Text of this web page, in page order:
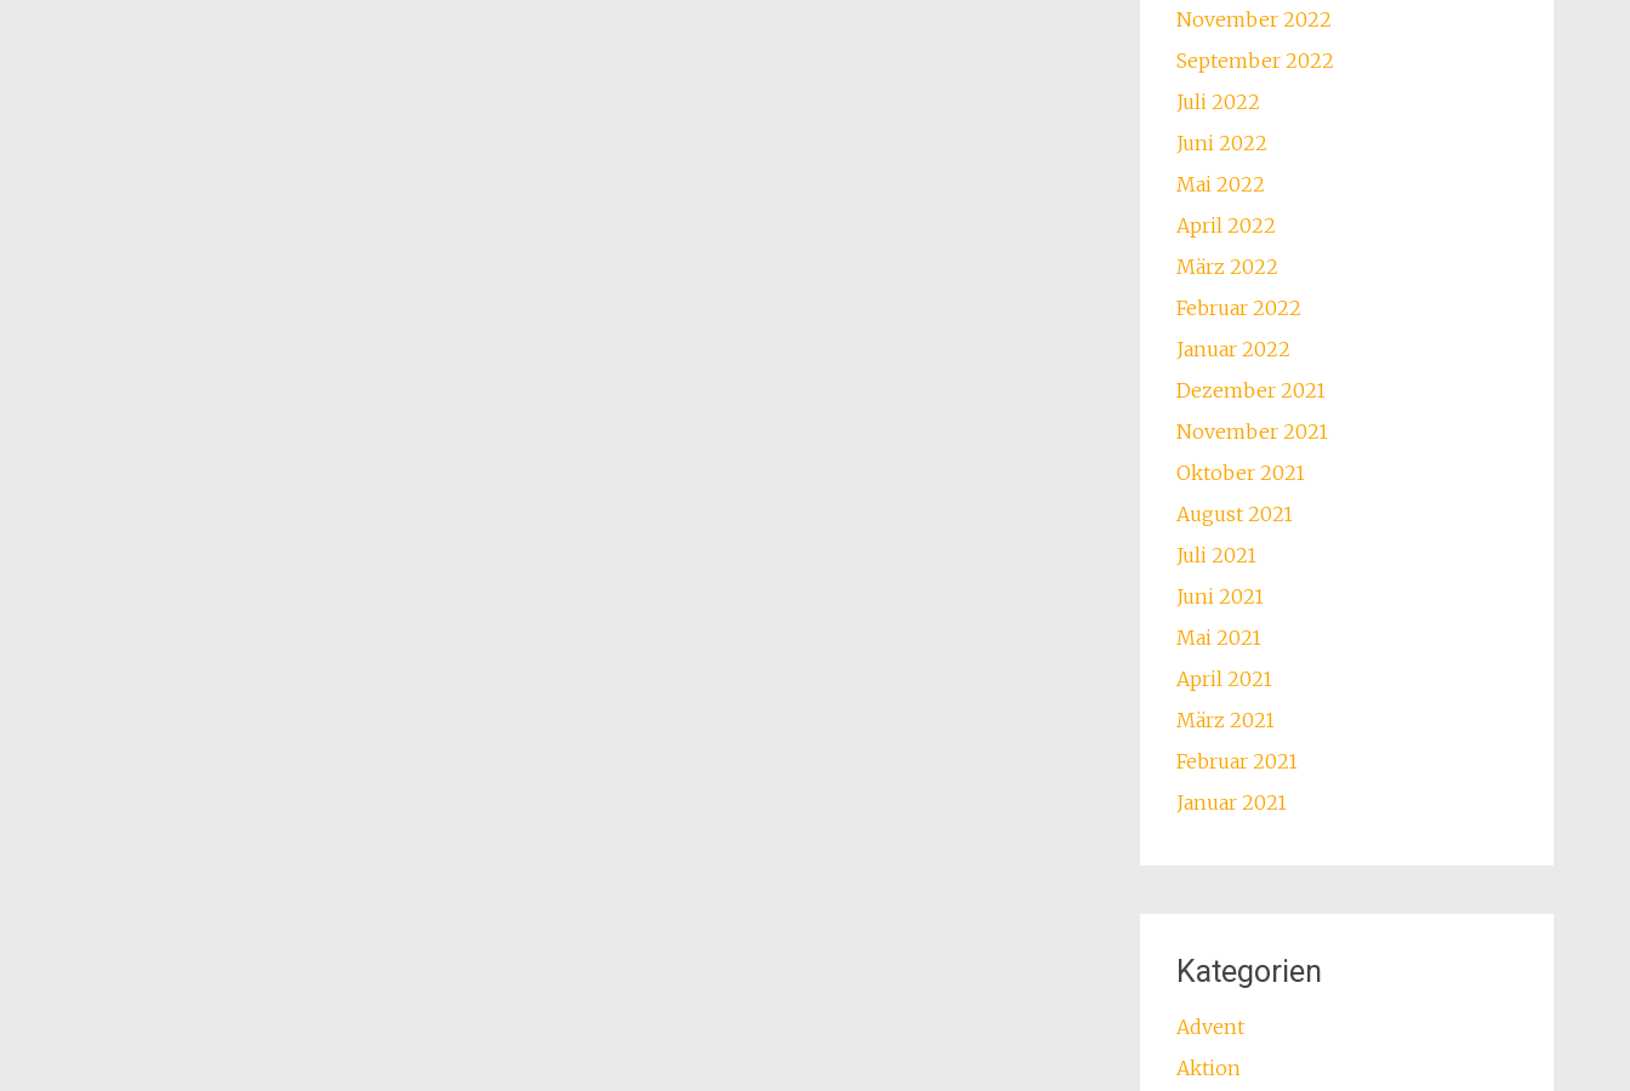
November 2022
September 2022
Juli 2022
Juni 2022
Mai 2022
April 2022
März 2022
Februar 2022
Januar 2022
Dezember 2021
November 2021
Oktober 2021
August 2021
Juli 2021
Juni 2021
Mai 2021
April 2021
März 2021
Februar 2021
Januar 2021
Kategorien
Advent
Aktion